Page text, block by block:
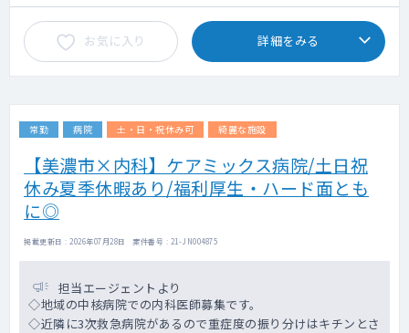
お気に入り 詳細をみる
常勤 病院 土・日・祝休み可 綺麗な施設
【美濃市×内科】ケアミックス病院/土日祝
休み夏季休暇あり/福利厚生・ハード面とも
に◎
掲載更新日 : 2026年07月28日 案件番号 : 21-JN004875
担当エージェントより
◇地域の中核病院での内科医師募集です。
◇近隣に3次救急病院があるので重症度の振り分けはキチンとさ